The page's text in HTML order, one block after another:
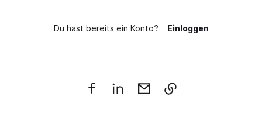
Du hast bereits ein Konto? Einloggen